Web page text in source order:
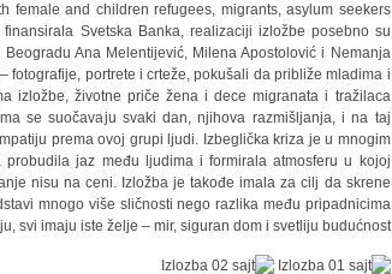
female and children refugees, migrants, asylum seekers
Svetska Banka, realizaciji izložbe posebno su
Ana Melentijević, Milena Apostolović i Nemanja
fotografije, portrete i crteže, pokušali da približe mladima i
izložbe, životne priče žena i dece migranata i tražilaca
se suočavaju svaki dan, njihova razmišljanja, i na taj
prema ovoj grupi ljudi. Izbeglička kriza je u mnogim
probudila jaz među ljudima i formirala atmosferu u kojoj
nisu na ceni. Izložba je takođe imala za cilj da skrene
mnogo više sličnosti nego razlika među pripadnicima
svi imaju iste želje – mir, siguran dom i svetliju budućnost.